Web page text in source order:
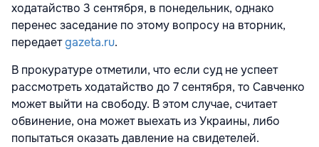
ходатайство 3 сентября, в понедельник, однако
перенес заседание по этому вопросу на вторник,
передаетgazeta.ru.
В прокуратуре отметили, что если суд не успеет
рассмотреть ходатайство до 7 сентября, то Савченко
может выйти на свободу. В этом случае, считает
обвинение, она может выехать из Украины, либо
попытаться оказать давление на свидетелей.